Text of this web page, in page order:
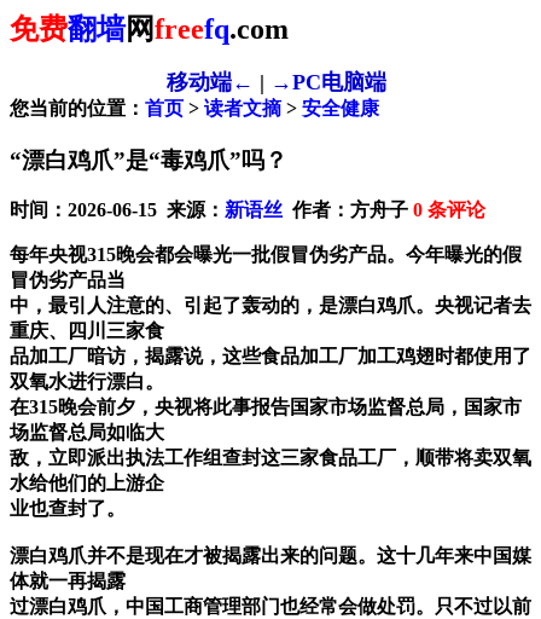
免费翻墙网freefq.com
移动端← | →PC电脑端
您当前的位置： 首页 > 读者文摘> 安全健康
“漂白鸡爪”是“毒鸡爪”吗？
时间：2026-06-15 来源： 新语丝 作者：方舟子 0 条评论
每年央视315晚会都会曝光一批假冒伪劣产品。今年曝光的假
冒伪劣产品当
中，最引人注意的、引起了轰动的，是漂白鸡爪。央视记者去
重庆、四川三家食
品加工厂暗访，揭露说，这些食品加工厂加工鸡翅时都使用了
双氧水进行漂白。
在315晚会前夕，央视将此事报告国家市场监督总局，国家市
场监督总局如临大
敌，立即派出执法工作组查封这三家食品工厂，顺带将卖双氧
水给他们的上游企
业也查封了。
漂白鸡爪并不是现在才被揭露出来的问题。这十几年来中国媒
体就一再揭露
过漂白鸡爪，中国工商管理部门也经常会做处罚。只不过以前